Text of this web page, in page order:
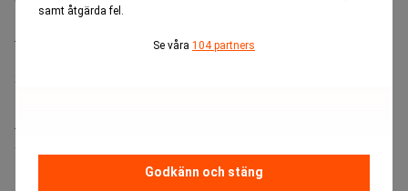
samt åtgärda fel.
Se våra 104 partners
Godkänn och stäng
Sista ansökningsdag:
Sista ansökningsdag: